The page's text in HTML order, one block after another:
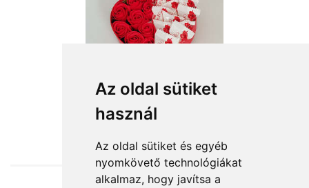
Az oldal sütiket
használ
Az oldal sütiket és egyéb
nyomkövető technológiákat
alkalmaz, hogy javítsa a
from HUF11,880